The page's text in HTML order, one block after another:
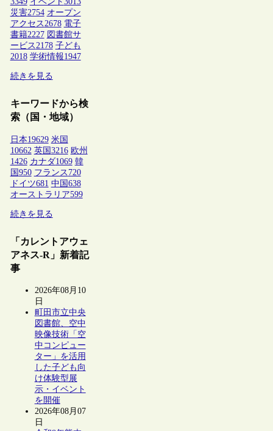
災害2754 オープン
アクセス2678 電子
書籍2227 図書館サ
ービス2178 子ども
2018 学術情報1947
続きを見る
キーワードから検
索（国・地域）
日本19629 米国
10662 英国3216 欧州
1426 カナダ1069 韓
国950 フランス 720
ドイツ681 中国638
オーストラリア599
続きを見る
「カレントアウェ
アネス-R」新着記
事
2026年08月10
日
町田市立中央
図書館、空中
映像技術「空
中コンピュー
ター」を活用
した子ども向
け体験型展
示・イベント
を開催
2026年08月07
日